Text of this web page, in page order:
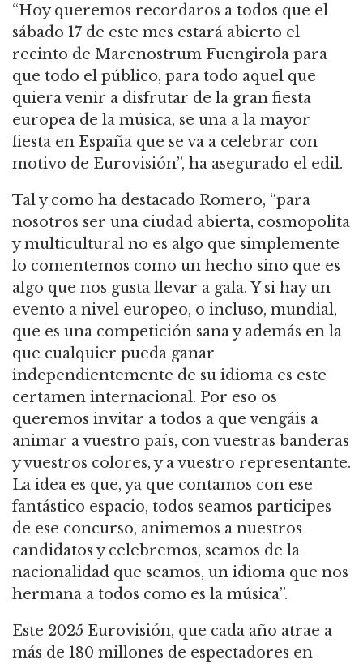
“Hoy queremos recordaros a todos que el
sábado 17 de este mes estará abierto el
recinto de Marenostrum Fuengirola para
que todo el público, para todo aquel que
quiera venir a disfrutar de la gran fiesta
europea de la música, se una a la mayor
fiesta en España que se va a celebrar con
motivo de Eurovisión”, ha asegurado el edil.
Tal y como ha destacado Romero, “para
nosotros ser una ciudad abierta, cosmopolita
y multicultural no es algo que simplemente
lo comentemos como un hecho sino que es
algo que nos gusta llevar a gala. Y si hay un
evento a nivel europeo, o incluso, mundial,
que es una competición sana y además en la
que cualquier pueda ganar
independientemente de su idioma es este
certamen internacional. Por eso os
queremos invitar a todos a que vengáis a
animar a vuestro país, con vuestras banderas
y vuestros colores, y a vuestro representante.
La idea es que, ya que contamos con ese
fantástico espacio, todos seamos participes
de ese concurso, animemos a nuestros
candidatos y celebremos, seamos de la
nacionalidad que seamos, un idioma que nos
hermana a todos como es la música”.
Este 2025 Eurovisión, que cada año atrae a
más de 180 millones de espectadores en